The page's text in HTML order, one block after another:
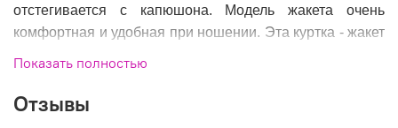
отстегивается с капюшона. Модель жакета очень
комфортная и удобная при ношении. Эта куртка - жакет
Размеры: 52-62
Показать полностью
Отзывы